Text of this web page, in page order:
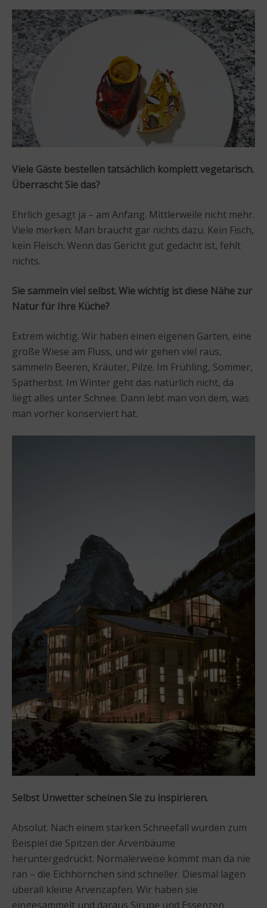
Viele Gäste bestellen tatsächlich komplett vegetarisch.
Überrascht Sie das?
Ehrlich gesagt ja – am Anfang. Mittlerweile nicht mehr.
Viele merken: Man braucht gar nichts dazu. Kein Fisch,
kein Fleisch. Wenn das Gericht gut gedacht ist, fehlt
nichts.
Sie sammeln viel selbst. Wie wichtig ist diese Nähe zur
Natur für Ihre Küche?
Extrem wichtig. Wir haben einen eigenen Garten, eine
große Wiese am Fluss, und wir gehen viel raus,
sammeln Beeren, Kräuter, Pilze. Im Frühling, Sommer,
Spätherbst. Im Winter geht das natürlich nicht, da
liegt alles unter Schnee. Dann lebt man von dem, was
man vorher konserviert hat.
Selbst Unwetter scheinen Sie zu inspirieren.
Absolut. Nach einem starken Schneefall wurden zum
Beispiel die Spitzen der Arvenbäume
heruntergedrückt. Normalerweise kommt man da nie
ran – die Eichhörnchen sind schneller. Diesmal lagen
überall kleine Arvenzapfen. Wir haben sie
eingesammelt und daraus Sirupe und Essenzen